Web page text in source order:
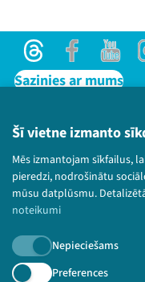
Šī vietne izmanto
Mēs izmantojam sīkfailus,
pieredzi, nodrošinātu
mūsu datplūsmu.
noteikumi
Nepieciešams
Preferences
ThreadsFacebook
Sazinies ar mums
Lietošanas
Bērnu aizsardzības
© 2026 Sarunu
paturētas.
Piesakies